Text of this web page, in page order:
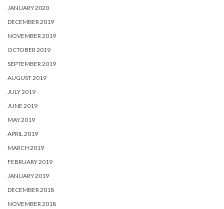
JANUARY 2020
DECEMBER 2019
NOVEMBER 2019
OCTOBER 2019
SEPTEMBER 2019
AUGUST 2019
JULY 2019
JUNE 2019
MAY 2019
APRIL 2019
MARCH 2019
FEBRUARY 2019
JANUARY 2019
DECEMBER 2018
NOVEMBER 2018